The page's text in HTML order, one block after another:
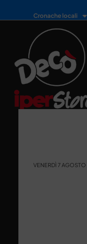
Cronache locali
VENERDÌ 7